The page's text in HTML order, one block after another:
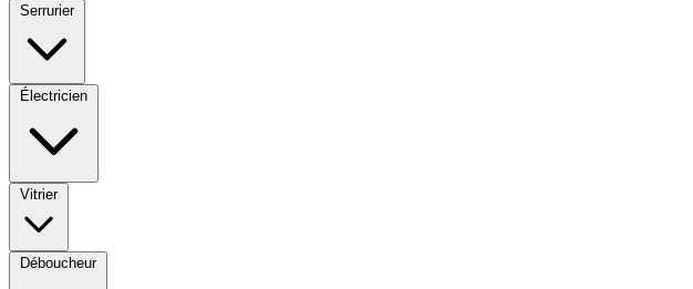
Serrurier
Électricien
Vitrier
Déboucheur